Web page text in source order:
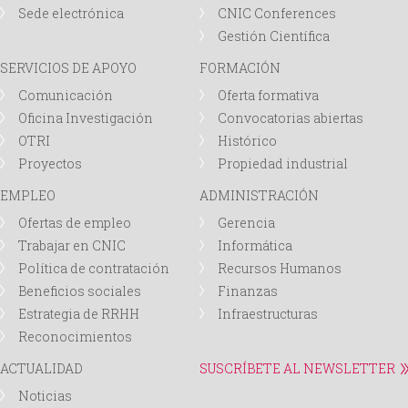
Sede electrónica
CNIC Conferences
Gestión Científica
SERVICIOS DE APOYO
Comunicación
Oficina Investigación
OTRI
Proyectos
FORMACIÓN
Oferta formativa
Convocatorias abiertas
Histórico
Propiedad industrial
EMPLEO
Ofertas de empleo
Trabajar en CNIC
Política de contratación
Beneficios sociales
Estrategia de RRHH
Reconocimientos
ADMINISTRACIÓN
Gerencia
Informática
Recursos Humanos
Finanzas
Infraestructuras
ACTUALIDAD
Noticias
SUSCRÍBETE AL NEWSLETTER